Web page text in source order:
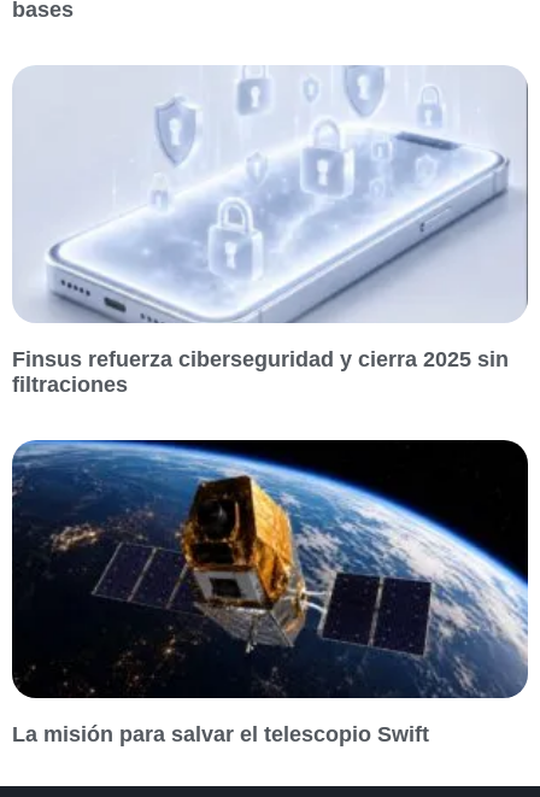
bases
Finsus refuerza ciberseguridad y cierra 2025 sin
filtraciones
La misión para salvar el telescopio Swift